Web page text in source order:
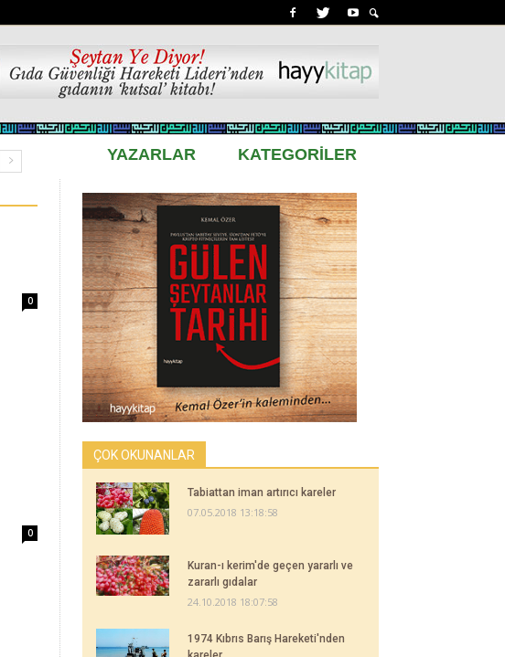
YAZARLAR KATEGORİLER
0
0
ÇOK OKUNANLAR
Tabiattan iman artırıcı kareler
07.05.2018 13:18:58
Kuran-ı kerim'de geçen yararlı ve
zararlı gıdalar
24.10.2018 18:07:58
1974 Kıbrıs Barış Hareketi'nden